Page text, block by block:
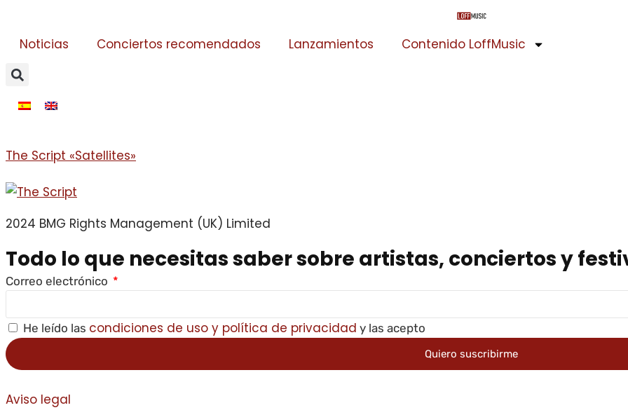
Noticias Conciertos recomendados Lanzamientos Contenido LoffMusic
The Script «Satellites»
2024 BMG Rights Management (UK) Limited
Todo lo que necesitas saber sobre artistas, conciertos y
Correo electrónico
He leído las condiciones de uso y política de privacidad y las acepto
Quiero suscribirme
Aviso legal